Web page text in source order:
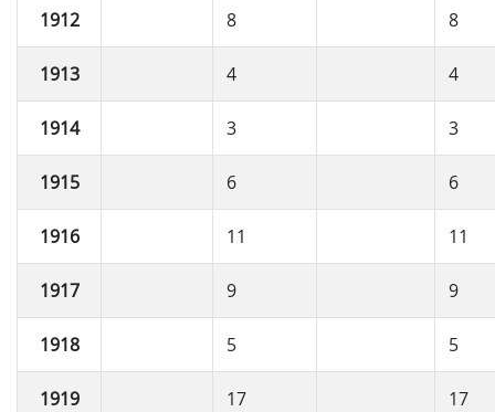
1912 8 8
1913 4 4
1914 3 3
1915 6 6
1916 11 11
1917 9 9
1918 5 5
1919 17 17